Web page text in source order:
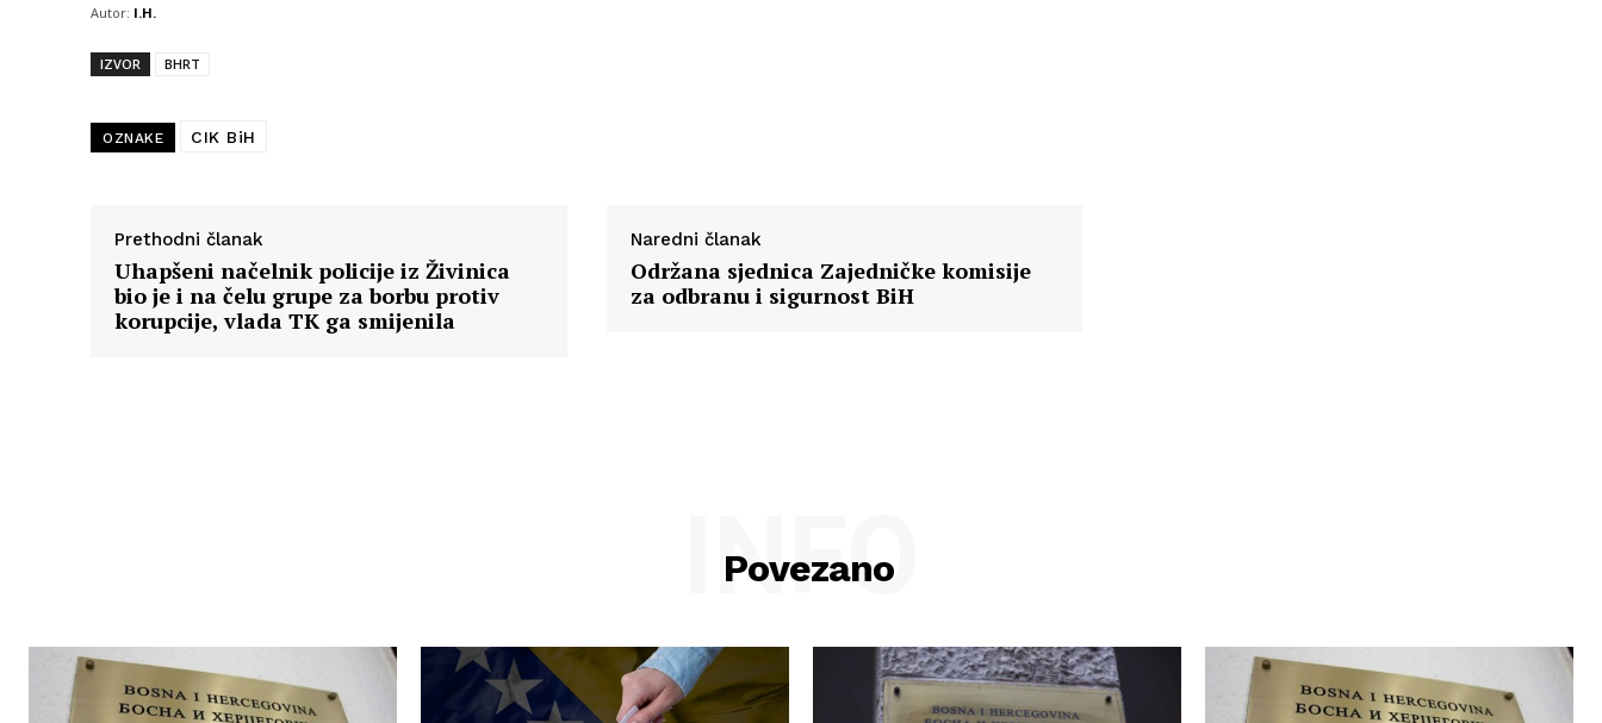
Autor: I.H.
IZVOR BHRT
OZNAKE CIK BiH
Prethodni članak
Uhapšeni načelnik policije iz Živinica
bio je i na čelu grupe za borbu protiv
korupcije, vlada TK ga smijenila
Naredni članak
Održana sjednica Zajedničke komisije
za odbranu i sigurnost BiH
Povezano
INFO